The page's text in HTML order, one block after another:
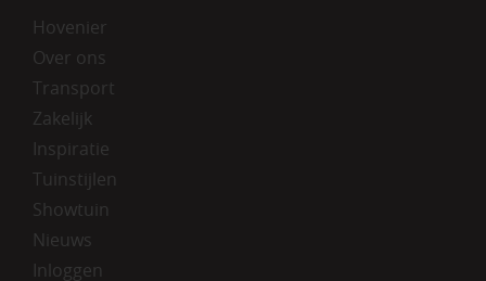
Hovenier
Over ons
Transport
Zakelijk
Inspiratie
Tuinstijlen
Showtuin
Nieuws
Inloggen